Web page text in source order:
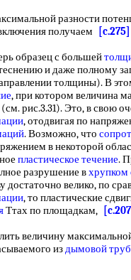
разности
получаем
[c.275]
образец с большей
и даже полному
толщины). В
, при котором величина
рис.3.31). Это, в свою
, отодвигая по
. Возможно, что
в некоторой
пластическое течение.
разрушение вхрупком
достаточно велико, по
, то пластические
Ттах по площадкам,
величину
издымовой